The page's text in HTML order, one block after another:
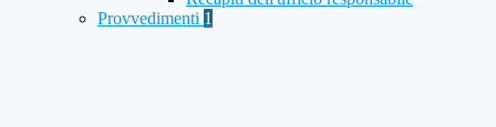
Provvedimenti 1